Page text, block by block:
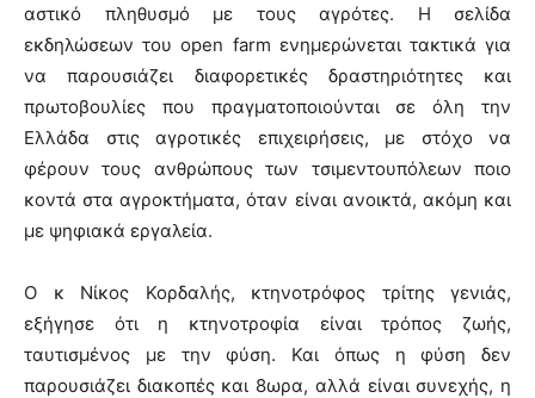
αστικό πληθυσμό με τους αγρότες. Η σελίδα
εκδηλώσεων του open farm ενημερώνεται τακτικά για
να παρουσιάζει διαφορετικές δραστηριότητες και
πρωτοβουλίες που πραγματοποιούνται σε όλη την
Ελλάδα στις αγροτικές επιχειρήσεις, με στόχο να
φέρουν τους ανθρώπους των τσιμεντουπόλεων ποιο
κοντά στα αγροκτήματα, όταν είναι ανοικτά, ακόμη και
με ψηφιακά εργαλεία.
Ο κ Νίκος Κορδαλής, κτηνοτρόφος τρίτης γενιάς,
εξήγησε ότι η κτηνοτροφία είναι τρόπος ζωής,
ταυτισμένος με την φύση. Και όπως η φύση δεν
παρουσιάζει διακοπές και 8ωρα, αλλά είναι συνεχής, η